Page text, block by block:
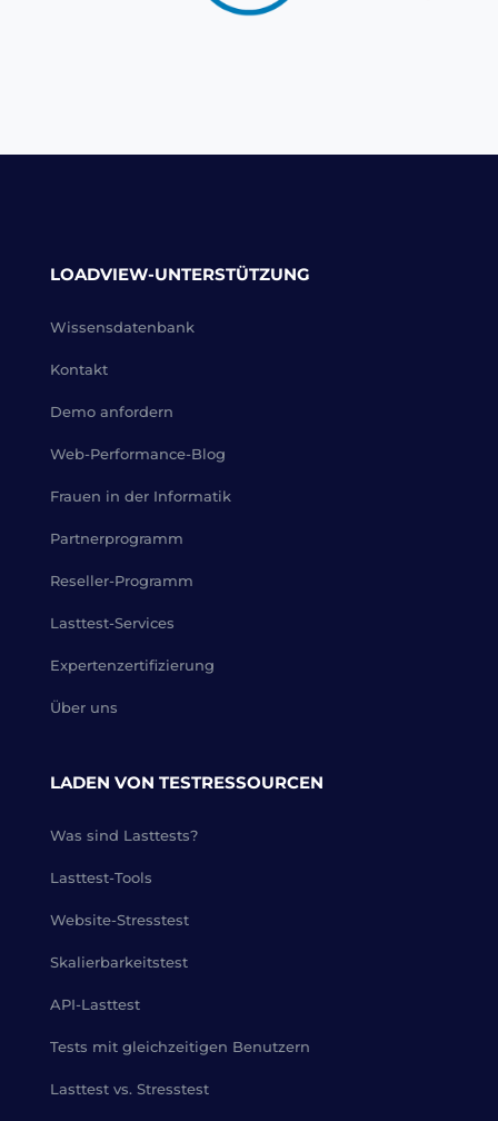
LOADVIEW-UNTERSTÜTZUNG
Wissensdatenbank
Kontakt
Demo anfordern
Web-Performance-Blog
Frauen in der Informatik
Partnerprogramm
Reseller-Programm
Lasttest-Services
Expertenzertifizierung
Über uns
LADEN VON TESTRESSOURCEN
Was sind Lasttests?
Lasttest-Tools
Website-Stresstest
Skalierbarkeitstest
API-Lasttest
Tests mit gleichzeitigen Benutzern
Lasttest vs. Stresstest